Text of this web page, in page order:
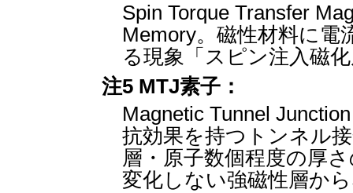
Spin Torque Transfer
Memory。磁性材料に電
る現象「スピン注入磁
注5 MTJ素子：
Magnetic Tunnel
抗効果を持つトンネル
層・原子数個程度の厚
変化しない強磁性層か